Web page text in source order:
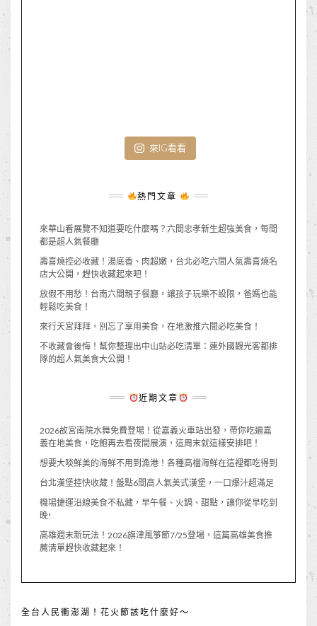
來IG看看
熱門文章
來華山看展覽不知道要吃什麼嗎？六間忠孝新生超強美食，每間
都是超人氣餐廳
壽喜燒控必收藏！湯底香、肉超嫩，台北必吃六間人氣壽喜燒名
店大公開，趕快收藏起來吧！
放假不用愁！台南六間親子餐廳，讓孩子玩樂不設限，爸媽也能
輕鬆吃美食！
來行天宮拜拜，別忘了享用美食，在地激推六間必吃美食！
不收藏會後悔！幫你整理出中山站必吃清單：連外國觀光客都排
隊的超人氣美食大公開！
近期文章
2026故宮南院水舞免費登場！從嘉義火車站出發，帶你吃遍嘉
義在地美食，吃飽再去看夜間展演，這周末就這樣安排吧！
想要大啖鮮美的海鮮不用到漁港！各種高檔海鮮在這裡都吃得到
台北漢堡控快收藏！盤點6間高人氣美式漢堡，一口爆汁超滿足
機場捷運沿線美食不私藏，早午餐、火鍋、甜點，讓你從早吃到
晚!
高雄週末新玩法！2026旗津風箏節7/25登場，這篇高雄美食推
薦清單趕快收藏起來！
全台人民衝澎湖！花火節該吃什麼好～